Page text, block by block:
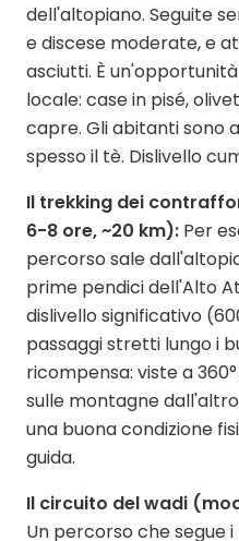
dell'altopiano. Seguite
e discese moderate, e
asciutti. È
locale: case in pisé,
capre. Gli abitanti sono
spesso il tè. Dislivello
Il trekking dei
6-8 ore, ~20 km): Per
percorso sale
prime pendici dell'Alto
dislivello significativo
passaggi stretti lungo i
ricompensa: viste a
sulle montagne
una buona condizione
guida.
Il circuito del wadi
Un percorso che segue